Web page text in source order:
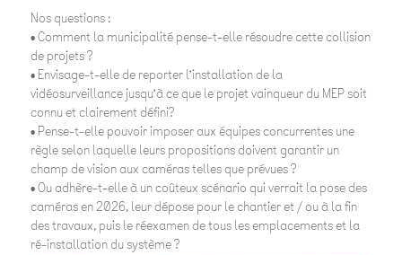
Nos questions :
• Comment la municipalité pense-t-elle résoudre cette collision
de projets ?
• Envisage-t-elle de reporter l’installation de la
vidéosurveillance jusqu’à ce que le projet vainqueur du MEP soit
connu et clairement défini?
• Pense-t-elle pouvoir imposer aux équipes concurrentes une
règle selon laquelle leurs propositions doivent garantir un
champ de vision aux caméras telles que prévues ?
• Ou adhère-t-elle à un coûteux scénario qui verrait la pose des
caméras en 2026, leur dépose pour le chantier et / ou à la fin
des travaux, puis le réexamen de tous les emplacements et la
ré-installation du système ?